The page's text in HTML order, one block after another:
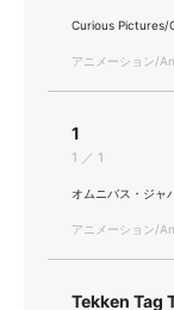
Curious Pictures/
アニメーション/
1
1 ／ 1
オムニバス・ジ
アニメーション/
Tekken Tag